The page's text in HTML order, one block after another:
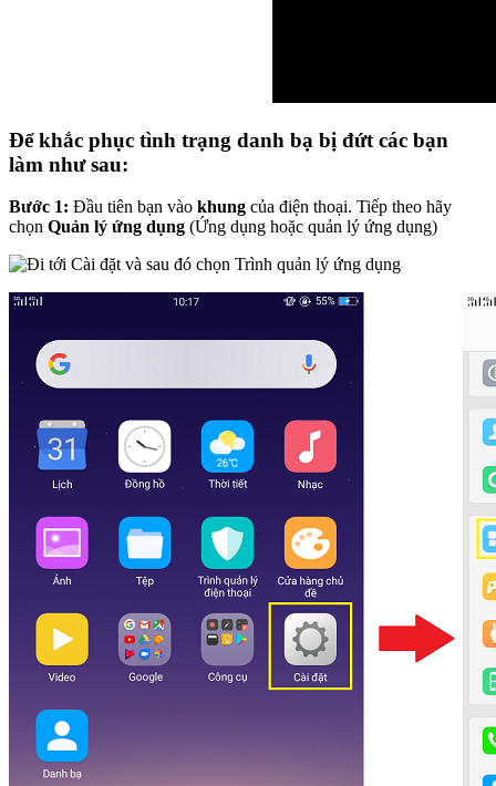
Để khắc phục tình trạng danh bạ bị đứt các bạn
làm như sau:
Bước 1: Đầu tiên bạn vào khung của điện thoại. Tiếp theo hãy
chọn Quản lý ứng dụng (Ứng dụng hoặc quản lý ứng dụng)